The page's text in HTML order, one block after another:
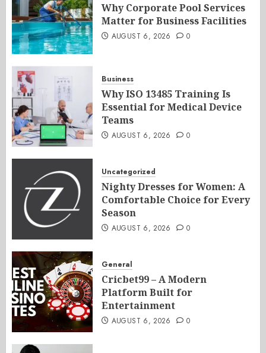
Why Corporate Pool Services
Matter for Business Facilities
AUGUST 6, 2026 0
Business
Why ISO 13485 Training Is
Essential for Medical Device
Teams
AUGUST 6, 2026 0
Uncategorized
Nighty Dresses for Women: A
Comfortable Choice for Every
Season
AUGUST 6, 2026 0
General
Cricbet99 – A Modern
Platform Built for
Entertainment
AUGUST 6, 2026 0